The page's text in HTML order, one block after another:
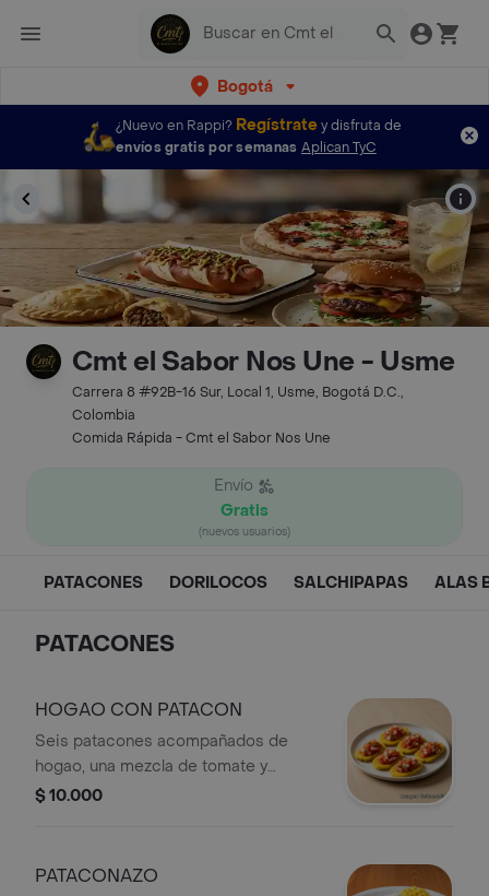
Bogotá
¿Nuevo en Rappi? Regístratey disfruta de
envíos gratis por semanas Aplican TyC
Cmt el Sabor Nos Une - Usme
Carrera 8 #92B-16 Sur, Local 1, Usme, Bogotá D.C.,
Colombia
Comida Rápida - Cmt el Sabor Nos Une
Envío
Gratis
(nuevos usuarios)
PATACONES DORILOCOS SALCHIPAPAS ALAS
PATACONES
HOGAO CON PATACON
Seis patacones acompañados de
hogao, una mezcla de tomate y
cebolla.
$ 10.000
PATACONAZO